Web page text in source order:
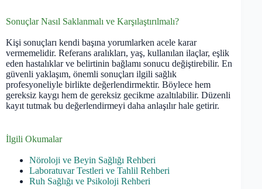
Sonuçlar Nasıl Saklanmalı ve Karşılaştırılmalı?
Kişi sonuçları kendi başına yorumlarken acele karar
vermemelidir. Referans aralıkları, yaş, kullanılan ilaçlar, eşlik
eden hastalıklar ve belirtinin bağlamı sonucu değiştirebilir. En
güvenli yaklaşım, önemli sonuçları ilgili sağlık
profesyoneliyle birlikte değerlendirmektir. Böylece hem
gereksiz kaygı hem de gereksiz gecikme azaltılabilir. Düzenli
kayıt tutmak bu değerlendirmeyi daha anlaşılır hale getirir.
İlgili Okumalar
Nöroloji ve Beyin Sağlığı Rehberi
Laboratuvar Testleri ve Tahlil Rehberi
Ruh Sağlığı ve Psikoloji Rehberi